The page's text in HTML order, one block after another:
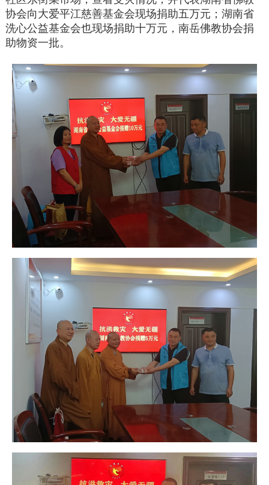
协会向大爱平江慈善基金会现场捐助五万元；湖南省
洗心公益基金会也现场捐助十万元，南岳佛教协会捐
助物资一批。